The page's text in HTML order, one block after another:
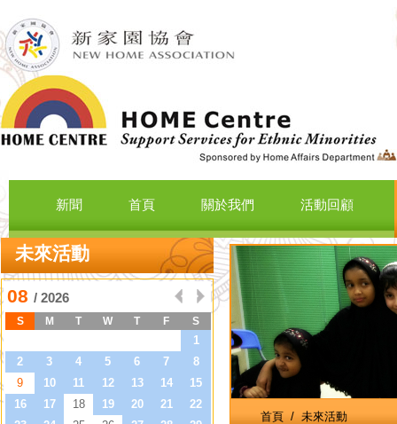
新聞 首頁 關於我們 活動回顧
未來活動
首頁 / 未來活動